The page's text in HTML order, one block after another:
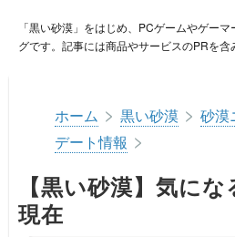
「黒い砂漠」をはじめ、PCゲームやゲー
グです。記事には商品やサービスのPRを含
ホーム > 黒い砂漠 > 砂漠
デート情報 >
【黒い砂漠】気に
現在